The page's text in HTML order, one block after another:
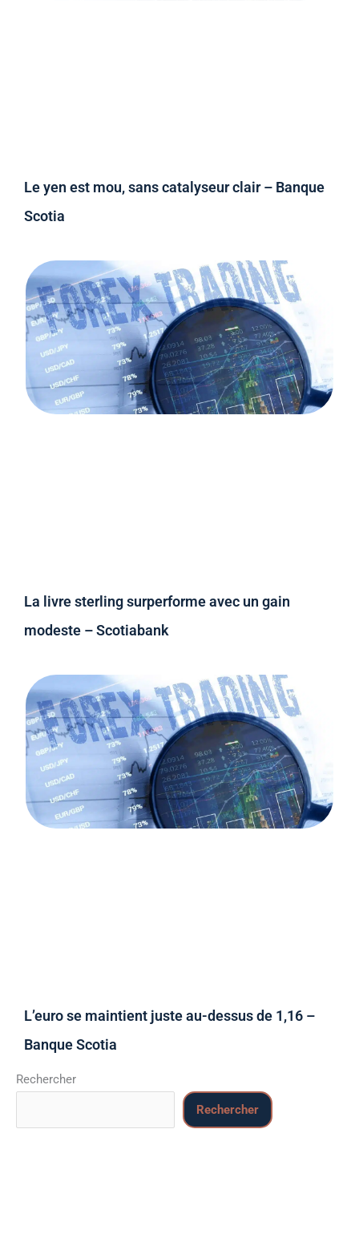
Le yen est mou, sans catalyseur clair – Banque
Scotia
La livre sterling surperforme avec un gain
modeste – Scotiabank
L’euro se maintient juste au-dessus de 1,16 –
Banque Scotia
Rechercher
Rechercher